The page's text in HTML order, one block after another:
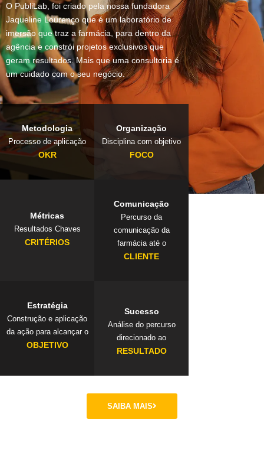
O PubliLab, foi criado pela nossa fundadora
Jaqueline Lourenço que é um laboratório de
imersão que traz a farmácia, para dentro da
agência e constrói projetos exclusivos que
geram resultados. Mais que uma consultoria é
um cuidado com o seu negócio.
Metodologia
Processo de aplicação
OKR
Organização
Disciplina com objetivo
FOCO
Métricas
Resultados Chaves
CRITÉRIOS
Comunicação
Percurso da
comunicação da
farmácia até o
CLIENTE
Estratégia
Construção e aplicação
da ação para alcançar o
OBJETIVO
Sucesso
Análise do percurso
direcionado ao
RESULTADO
SAIBA MAIS